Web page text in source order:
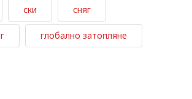
ски сняг
глобално затопляне